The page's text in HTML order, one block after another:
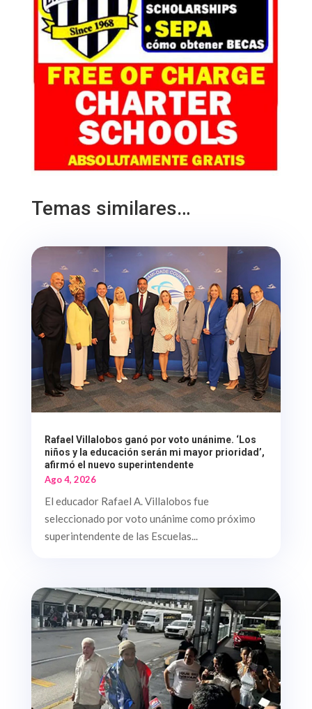
Temas similares…
Rafael Villalobos ganó por voto unánime. ‘Los
niños y la educación serán mi mayor prioridad’,
afirmó el nuevo superintendente
Ago 4, 2026
El educador Rafael A. Villalobos fue
seleccionado por voto unánime como próximo
superintendente de las Escuelas...